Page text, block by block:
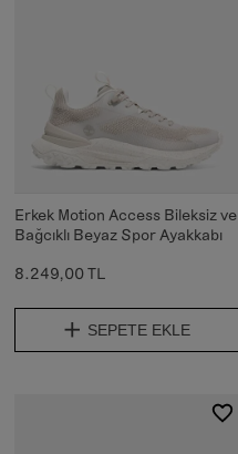
Erkek Motion Access Bileksiz ve
Bağcıklı Beyaz Spor Ayakkabı
8.249,00 TL
SEPETE EKLE